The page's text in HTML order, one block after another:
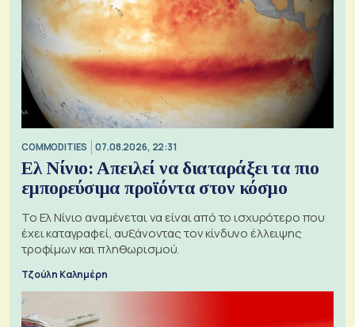
COMMODITIES 07.08.2026, 22:31
Ελ Νίνιο: Απειλεί να διαταράξει τα πιο
εμπορεύσιμα προϊόντα στον κόσμο
Το Ελ Νίνιο αναμένεται να είναι από το ισχυρότερο που
έχει καταγραφεί, αυξάνοντας τον κίνδυνο έλλειψης
τροφίμων και πληθωρισμού.
Τζούλη Καλημέρη